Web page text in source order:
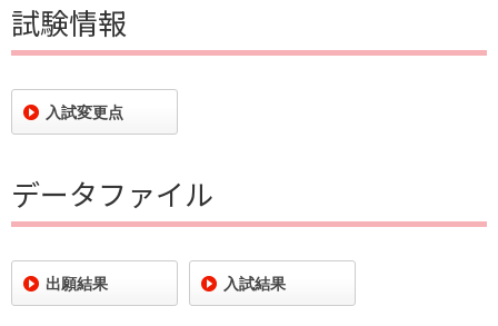
試験情報
入試変更点
データファイル
出願結果 入試結果